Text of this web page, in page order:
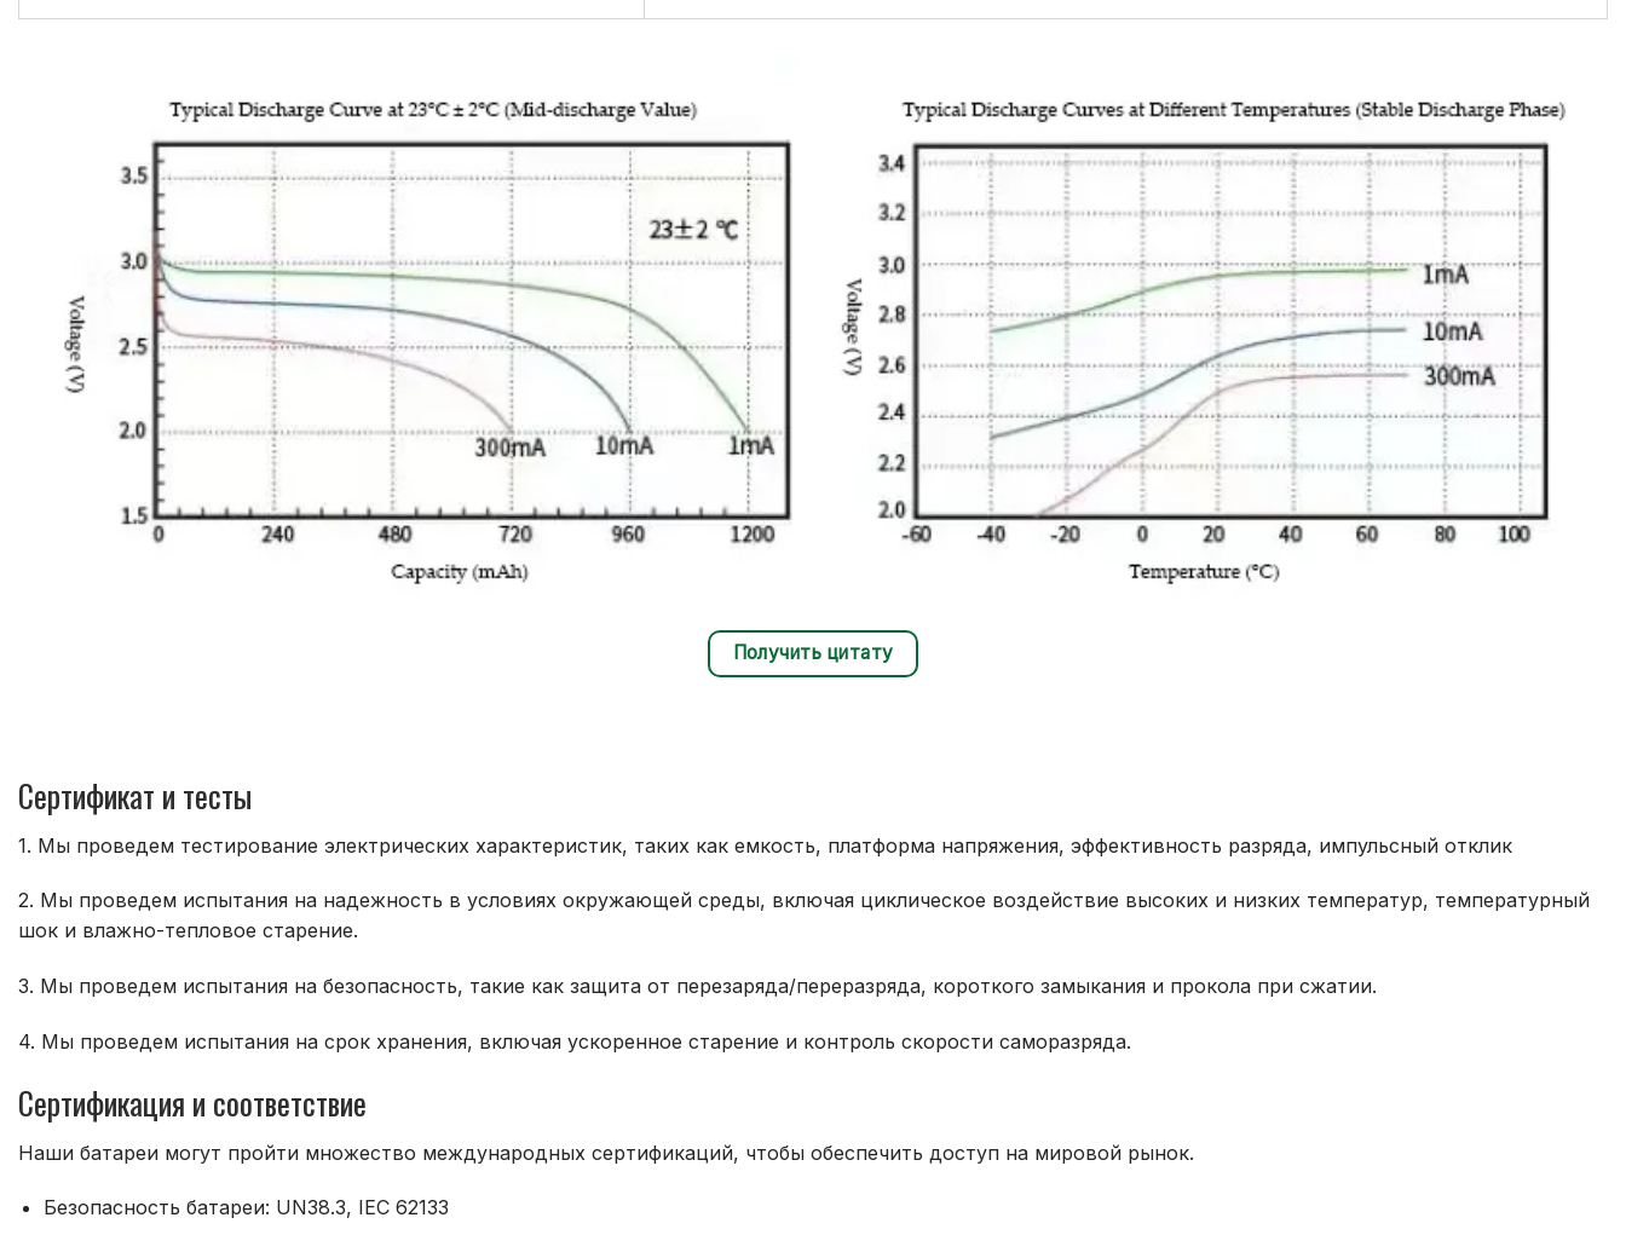
Получить цитату
Сертификат и тесты
1. Мы проведем тестирование электрических характеристик, таких как емкость, платформа напряжения, эффективность разряда, импульсный отклик
2. Мы проведем испытания на надежность в условиях окружающей среды, включая циклическое воздействие высоких и низких температур, температурный
шок и влажно-тепловое старение.
3. Мы проведем испытания на безопасность, такие как защита от перезаряда/переразряда, короткого замыкания и прокола при сжатии.
4. Мы проведем испытания на срок хранения, включая ускоренное старение и контроль скорости саморазряда.
Сертификация и соответствие
Наши батареи могут пройти множество международных сертификаций, чтобы обеспечить доступ на мировой рынок.
Безопасность батареи: UN38.3, IEC 62133